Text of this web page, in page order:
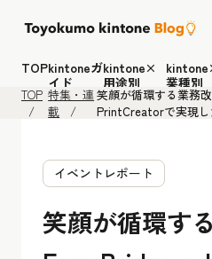
TOPkintoneガ
イド
kintone×
用途別
業種別
TOP 特集・連
載
笑顔が循環する業務
PrintCreatorで実現
イベントレポート
笑顔が循環す